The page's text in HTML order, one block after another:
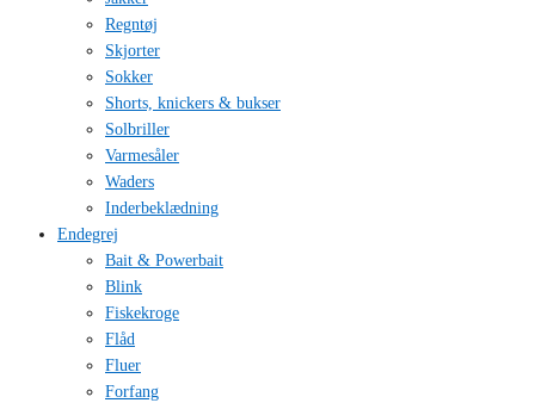
Regntøj
Skjorter
Sokker
Shorts, knickers & bukser
Solbriller
Varmesåler
Waders
Inderbeklædning
Endegrej
Bait & Powerbait
Blink
Fiskekroge
Flåd
Fluer
Forfang